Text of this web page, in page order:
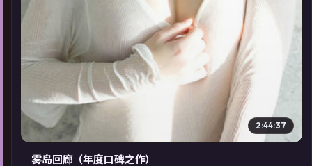
2:44:37
雾岛回廊（年度口碑之作）